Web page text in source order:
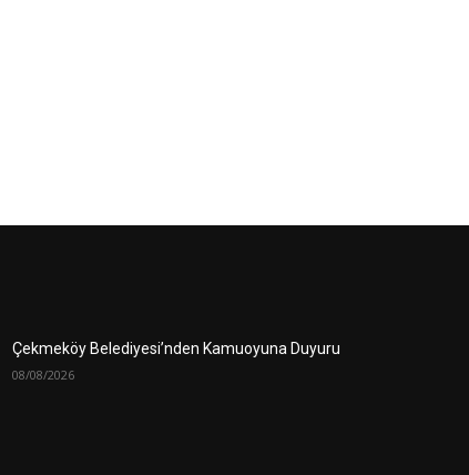
Çekmeköy Belediyesi’nden Kamuoyuna Duyuru
08/08/2026